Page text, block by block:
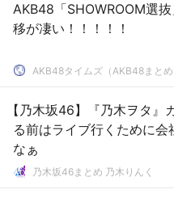
AKB48「SHOWROOM選
移が凄い！！！！！
AKB48タイムズ（AKB48まとめ
【乃木坂46】『乃木ヲタ』
る前はライブ行くために会
なぁ
乃木坂46まとめ 乃木りんく